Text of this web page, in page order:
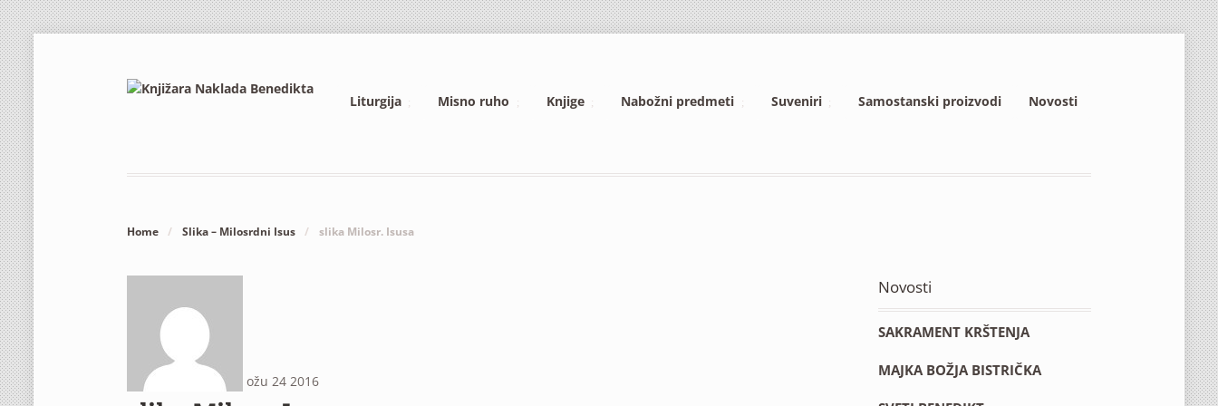
Liturgija Misno ruho Knjige Nabožni predmeti Suveniri Samostanski proizvodi Novosti
Home / Slika – Milosrdni Isus / slika Milosr. Isusa
ožu 24 2016
Novosti
SAKRAMENT KRŠTENJA
MAJKA BOŽJA BISTRIČKA